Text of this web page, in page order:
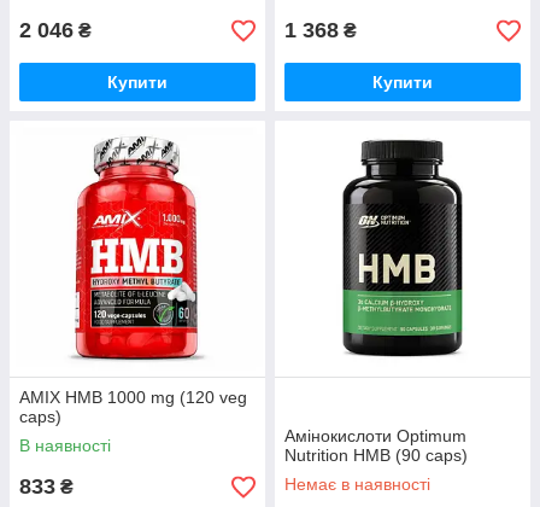
2 046 ₴
Купити
1 368 ₴
Купити
AMIX HMB 1000 mg (120 veg
caps)
В наявності
833 ₴
Амінокислоти Optimum
Nutrition HMB (90 caps)
Немає в наявності